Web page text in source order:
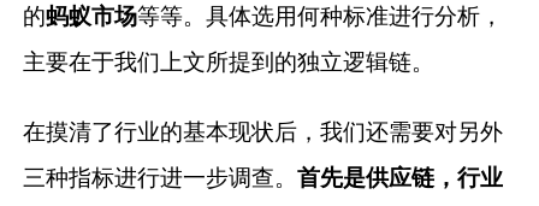
的蚂蚁市场等等。具体选用何种标准进行分析，
主要在于我们上文所提到的独立逻辑链。
在摸清了行业的基本现状后，我们还需要对另外
三种指标进行进一步调查。首先是供应链，行业